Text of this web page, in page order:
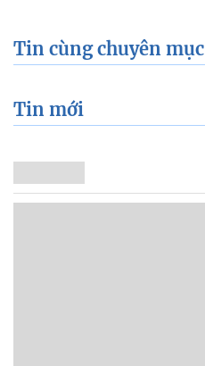
Tin cùng chuyên mục
Tin mới